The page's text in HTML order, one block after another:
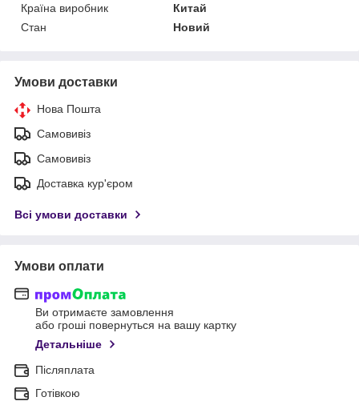
Країна виробник
Китай
Стан
Новий
Умови доставки
Нова Пошта
Самовивіз
Самовивіз
Доставка кур'єром
Всі умови доставки
Умови оплати
Ви отримаєте замовлення
або гроші повернуться на вашу картку
Детальніше
Післяплата
Готівкою